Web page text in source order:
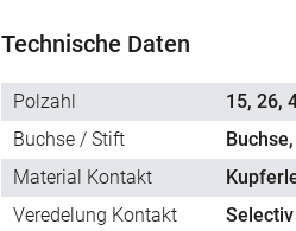
Technische Daten
Polzahl
15, 26,
Buchse / Stift
Material Kontakt
Veredelung Kontakt